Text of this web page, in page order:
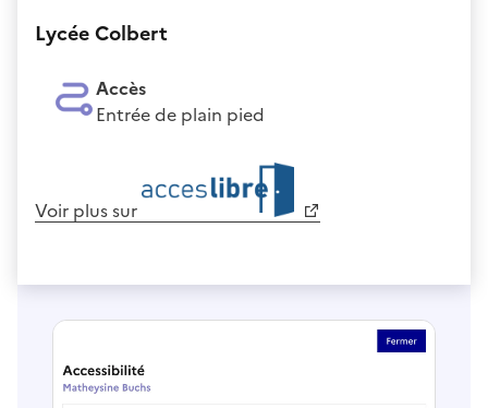
Lycée Colbert
Accès
Entrée de plain pied
Voir plus sur